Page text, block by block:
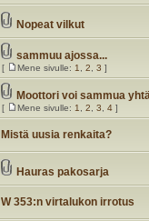
Nopeat vilkut
sammuu ajossa...
[ Mene sivulle: 1 ,2 ,3 ]
Moottori voi sammua
[ Mene sivulle: 1 ,2 ,3 ,4 ]
Mistä uusia renkaita?
Hauras pakosarja
W 353:n virtalukon irrotus